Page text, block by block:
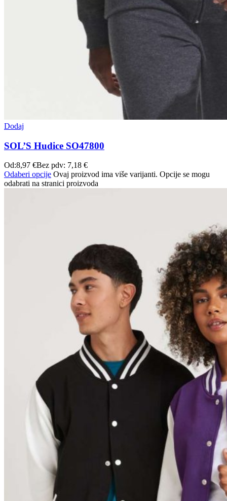
Dodaj
SOL’S Hudice SO47800
Od:8,97 €Bez pdv: 7,18 €
Odaberi opcije Ovaj proizvod ima više varijanti. Opcije se mogu
odabrati na stranici proizvoda